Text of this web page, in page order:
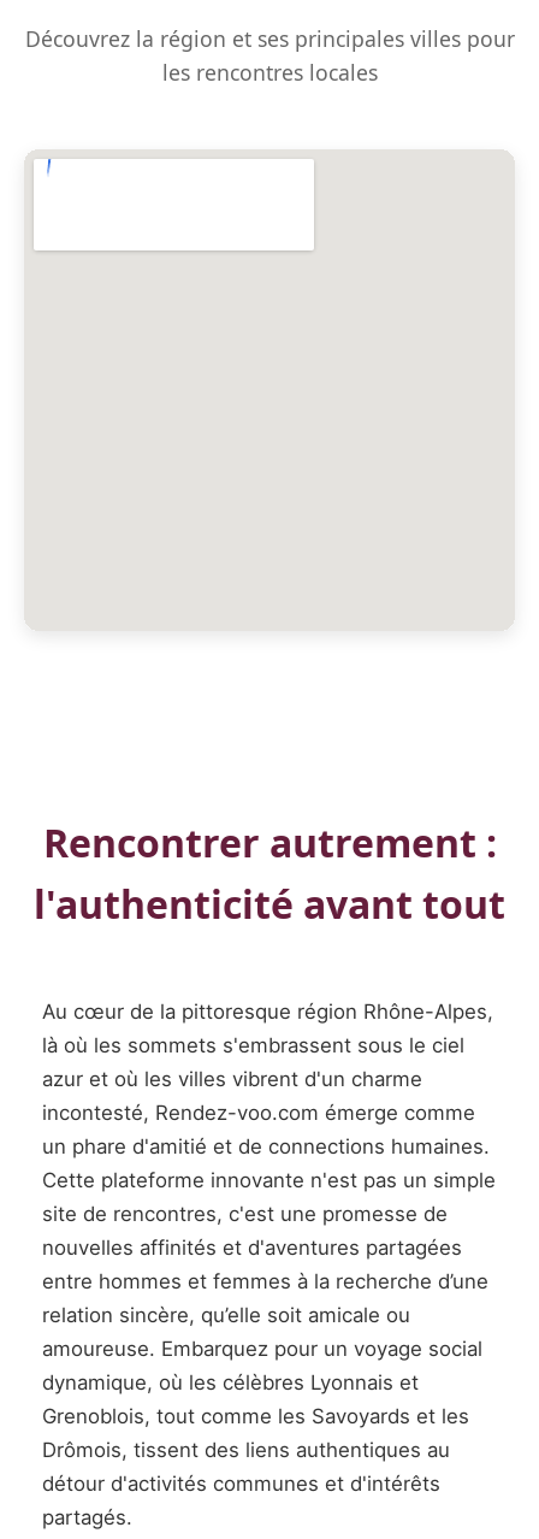
Découvrez la région et ses principales villes pour
les rencontres locales
Rencontrer autrement :
l'authenticité avant tout
Au cœur de la pittoresque région Rhône-Alpes,
là où les sommets s'embrassent sous le ciel
azur et où les villes vibrent d'un charme
incontesté, Rendez-voo.com émerge comme
un phare d'amitié et de connections humaines.
Cette plateforme innovante n'est pas un simple
site de rencontres, c'est une promesse de
nouvelles affinités et d'aventures partagées
entre hommes et femmes à la recherche d’une
relation sincère, qu’elle soit amicale ou
amoureuse. Embarquez pour un voyage social
dynamique, où les célèbres Lyonnais et
Grenoblois, tout comme les Savoyards et les
Drômois, tissent des liens authentiques au
détour d'activités communes et d'intérêts
partagés.